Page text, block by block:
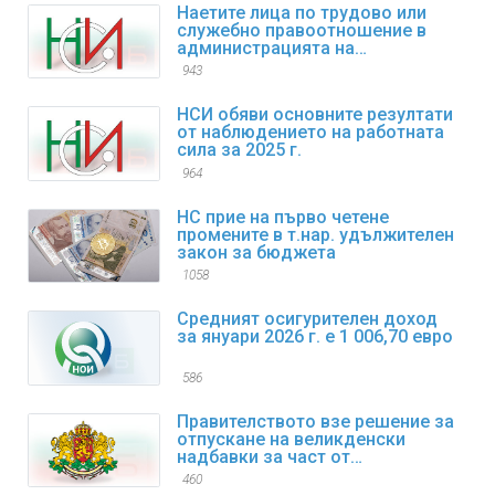
Наетите лица по трудово или
служебно правоотношение в
администрацията на
изпълнителната власт към края
943
НСИ обяви основните резултати
от наблюдението на работната
сила за 2025 г.
964
НС прие на първо четене
промените в т.нар. удължителен
закон за бюджета
1058
Средният осигурителен доход
за януари 2026 г. е 1 006,70 евро
586
Правителството взе решение за
отпускане на великденски
надбавки за част от
пенсионерите
460